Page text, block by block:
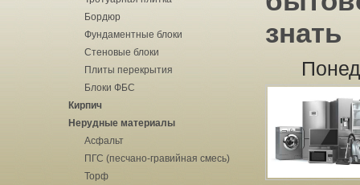
Бордюр
Фундаментные блоки
Стеновые блоки
Плиты перекрытия
Блоки ФБС
Кирпич
Нерудные материалы
Асфальт
ПГС (песчано-гравийная смесь)
Торф
знать